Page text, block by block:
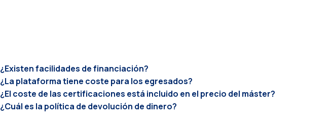
¿Existen facilidades de financiación?
¿La plataforma tiene coste para los egresados?
¿El coste de las certificaciones está incluido en el precio del máster?
¿Cuál es la política de devolución de dinero?